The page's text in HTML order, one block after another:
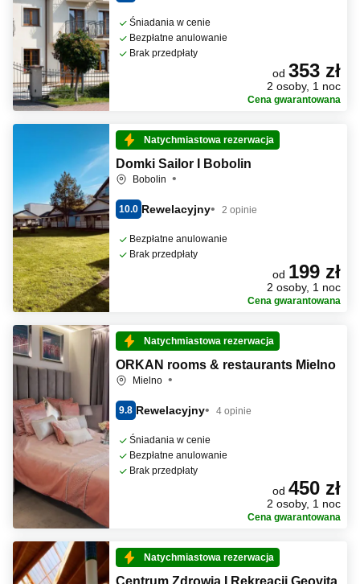
Śniadania w cenie
Bezpłatne anulowanie
Brak przedpłaty
od 353 zł
2 osoby, 1 noc
Cena gwarantowana
Natychmiastowa rezerwacja
Domki Sailor I Bobolin
Bobolin
10.0 Rewelacyjny 2 opinie
Bezpłatne anulowanie
Brak przedpłaty
od 199 zł
2 osoby, 1 noc
Cena gwarantowana
Natychmiastowa rezerwacja
ORKAN rooms & restaurants Mielno
Mielno
9.8 Rewelacyjny 4 opinie
Śniadania w cenie
Bezpłatne anulowanie
Brak przedpłaty
od 450 zł
2 osoby, 1 noc
Cena gwarantowana
Natychmiastowa rezerwacja
Centrum Zdrowia I Rekreacji Geovita